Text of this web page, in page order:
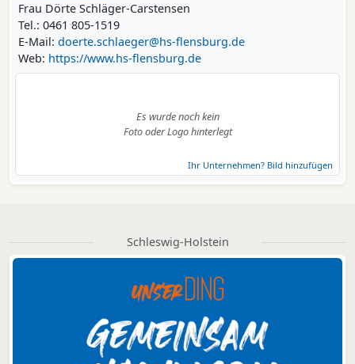
Frau Dörte Schläger-Carstensen
Tel.: 0461 805-1519
E-Mail: doerte.schlaeger@hs-flensburg.de
Web: https://www.hs-flensburg.de
Es wurde noch kein
Foto oder Logo hinterlegt
Ihr Unternehmen? Bild hinzufügen
Schleswig-Holstein